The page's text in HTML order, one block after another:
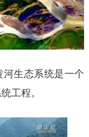
生态系统是一个
工程。